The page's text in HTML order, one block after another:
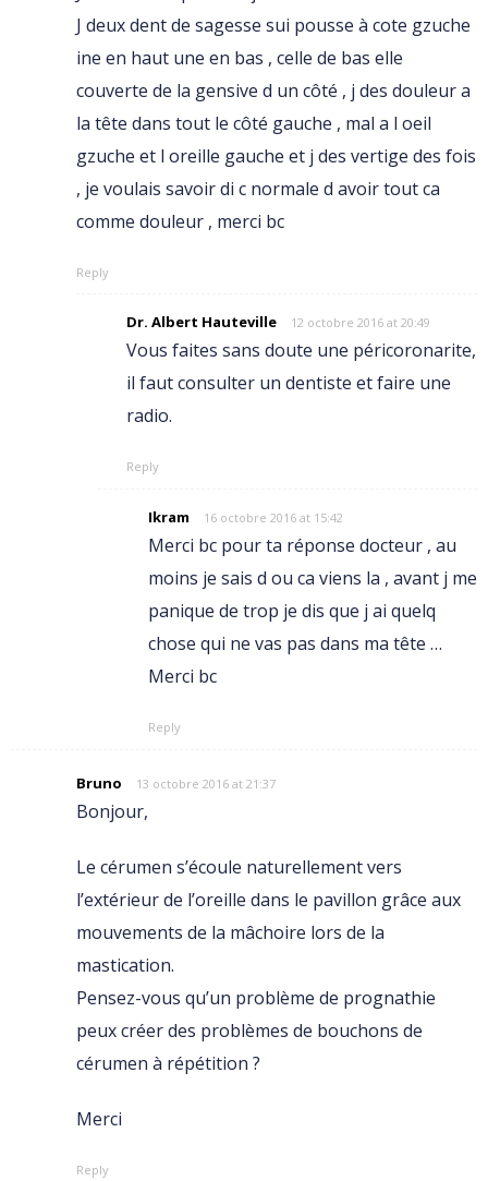
J deux dent de sagesse sui pousse à cote gzuche
ine en haut une en bas , celle de bas elle
couverte de la gensive d un côté , j des douleur a
la tête dans tout le côté gauche , mal a l oeil
gzuche et l oreille gauche et j des vertige des fois
, je voulais savoir di c normale d avoir tout ca
comme douleur , merci bc
Reply
Dr. Albert Hauteville 12 octobre 2016 at 20:49
Vous faites sans doute une péricoronarite,
il faut consulter un dentiste et faire une
radio.
Reply
Ikram 16 octobre 2016 at 15:42
Merci bc pour ta réponse docteur , au
moins je sais d ou ca viens la , avant j me
panique de trop je dis que j ai quelq
chose qui ne vas pas dans ma tête …
Merci bc
Reply
Bruno 13 octobre 2016 at 21:37
Bonjour,
Le cérumen s’écoule naturellement vers
l’extérieur de l’oreille dans le pavillon grâce aux
mouvements de la mâchoire lors de la
mastication.
Pensez-vous qu’un problème de prognathie
peux créer des problèmes de bouchons de
cérumen à répétition ?
Merci
Reply